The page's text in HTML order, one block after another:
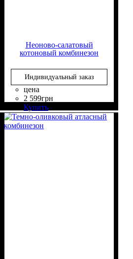
Неоново-салатовый
котоновый комбинезон
Индивидуальный заказ
цена
2 599грн
Купить
Состав ткани
5% Эластан
Крой: прямой, свободный
Длина: в пол
Стиль: casual